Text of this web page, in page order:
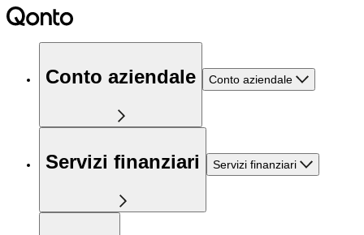
Conto aziendale Conto aziendale
Servizi finanziari Servizi finanziari